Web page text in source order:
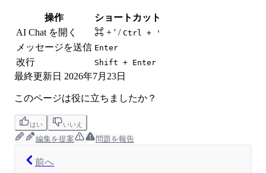
操作
ショートカット
AI Chat を開く
⌘ + ' / Ctrl + '
メッセージを送信 Enter
改行 Shift + Enter
最終更新日 2026年7月23日
このページは役に立ちましたか？
はい いいえ
編集を提案 問題を報告
前へ